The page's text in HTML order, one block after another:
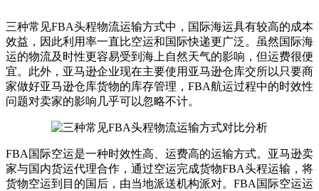
三种常见FBA头程物流运输方式中，国际海运具有较高的成本
效益，因此利用率一直比空运和国际快递更广泛。虽然国际海
运的物流及时性更容易受到海上自然天气的影响，但运费很便
宜。此外，亚马逊企业现在主要使用亚马逊仓库交所以只要商
家做好亚马逊仓库货物的库存管理，FBA航运过程中的时效性
问题对卖家的影响几乎可以忽略不计。
FBA国际空运是一种时效性高、运费高的运输方式。亚马逊卖
家与国内货运代理合作，通过空运完成货物FBA头程运输，将
货物空运到目的国后，由当地派送机构派对。FBA国际空运运